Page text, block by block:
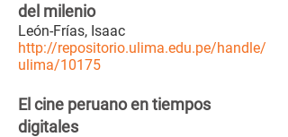
del milenio
León-Frías, Isaac
http://repositorio.ulima.edu.pe/handle/
ulima/10175
El cine peruano en tiempos
digitales